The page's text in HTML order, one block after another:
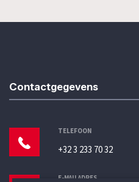
Contactgegevens
TELEFOON
+32 3 233 70 32
E-MAILADRES